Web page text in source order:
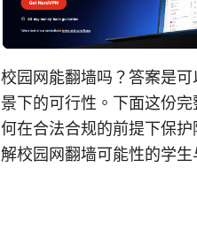
校园网能翻墙吗？答案是
景下的可行性。下面这份
何在合法合规的前提下保
解校园网翻墙可能性的学生